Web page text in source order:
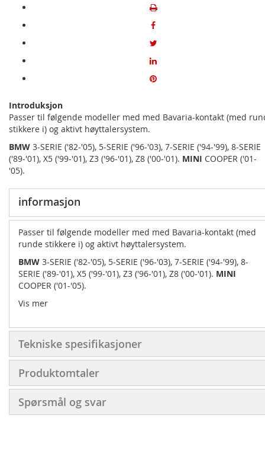
Introduksjon
Passer til følgende modeller med med Bavaria-kontakt (med
stikkere i) og aktivt høyttalersystem.
BMW 3-SERIE ('82-'05), 5-SERIE ('96-'03), 7-SERIE ('94-'99), 8-SERIE
('89-'01), X5 ('99-'01), Z3 ('96-'01), Z8 ('00-'01). MINI COOPER ('01-
'05).
informasjon
Passer til følgende modeller med med Bavaria-kontakt (med
runde stikkere i) og aktivt høyttalersystem.
BMW 3-SERIE ('82-'05), 5-SERIE ('96-'03), 7-SERIE ('94-'99), 8-
SERIE ('89-'01), X5 ('99-'01), Z3 ('96-'01), Z8 ('00-'01). MINI
COOPER ('01-'05).
Vis mer
Tekniske spesifikasjoner
Produktomtaler
Spørsmål og svar